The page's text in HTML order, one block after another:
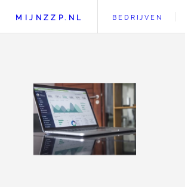
MIJNZZP.NL BEDRIJVEN